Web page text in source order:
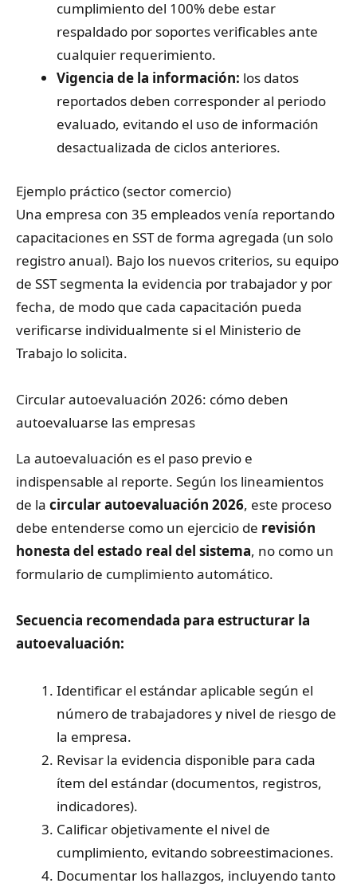
cumplimiento del 100% debe estar
respaldado por soportes verificables ante
cualquier requerimiento.
Vigencia de la información: los datos
reportados deben corresponder al periodo
evaluado, evitando el uso de información
desactualizada de ciclos anteriores.
Ejemplo práctico (sector comercio)
Una empresa con 35 empleados venía reportando
capacitaciones en SST de forma agregada (un solo
registro anual). Bajo los nuevos criterios, su equipo
de SST segmenta la evidencia por trabajador y por
fecha, de modo que cada capacitación pueda
verificarse individualmente si el Ministerio de
Trabajo lo solicita.
Circular autoevaluación 2026: cómo deben
autoevaluarse las empresas
La autoevaluación es el paso previo e
indispensable al reporte. Según los lineamientos
de la circular autoevaluación 2026, este proceso
debe entenderse como un ejercicio de revisión
honesta del estado real del sistema, no como un
formulario de cumplimiento automático.
Secuencia recomendada para estructurar la
autoevaluación:
Identificar el estándar aplicable según el
número de trabajadores y nivel de riesgo de
la empresa.
Revisar la evidencia disponible para cada
ítem del estándar (documentos, registros,
indicadores).
Calificar objetivamente el nivel de
cumplimiento, evitando sobreestimaciones.
Documentar los hallazgos, incluyendo tanto